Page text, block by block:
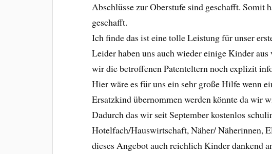
Abschlüsse zur Oberstufe sind geschafft. Somit
geschafft.
Ich finde das ist eine tolle Leistung für unser
Leider haben uns auch wieder einige Kinder
wir die betroffenen Patenteltern noch explizit
Hier wäre es für uns ein sehr große Hilfe wenn
Ersatzkind übernommen werden könnte da wir
Dadurch das wir seit September kostenlos
Hotelfach/Hauswirtschaft, Näher/ Näherinnen,
dieses Angebot auch reichlich Kinder dankend